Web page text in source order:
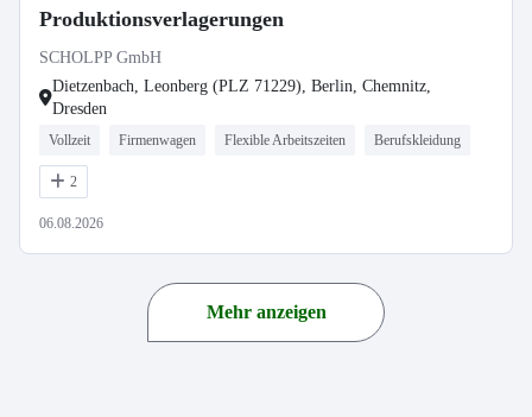
Produktionsverlagerungen
SCHOLPP GmbH
Dietzenbach, Leonberg (PLZ 71229), Berlin, Chemnitz,
Dresden
Vollzeit Firmenwagen Flexible Arbeitszeiten Berufskleidung
2
06.08.2026
Mehr anzeigen